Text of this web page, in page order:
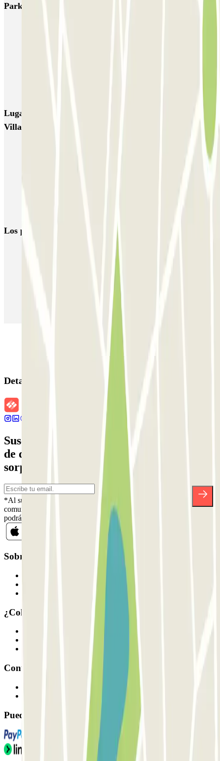
Parkings más valorados en Verona
Lugares y eventos interesantes cerca de Parcheggio
Villafranca
Parkings en el Aeropuerto de Verona - Villafranca - Valerio Catullo
Los parkings
Parking en Barcelona
Parking en Aeropuerto Barcelona
Parking en Aeropuerto Madrid Barajas
Parking en Sants - Estación de Barcelona
Detalles de la reserva
Suscríbete a nuestra newsletter y entérate
de descuentos, sorteos y otras muchas
sorpresas.
*Al suscribirte aceptas nuestra Política de Privacidad para recibir
comunicaciones comerciales de Parclick. Sin ningún compromiso,
podrás darte de baja cuando quieras en la misma newsletter.
Sobre Parclick
¿Colaboramos?
Contacto
Puedes utilizar estos métodos de pago: